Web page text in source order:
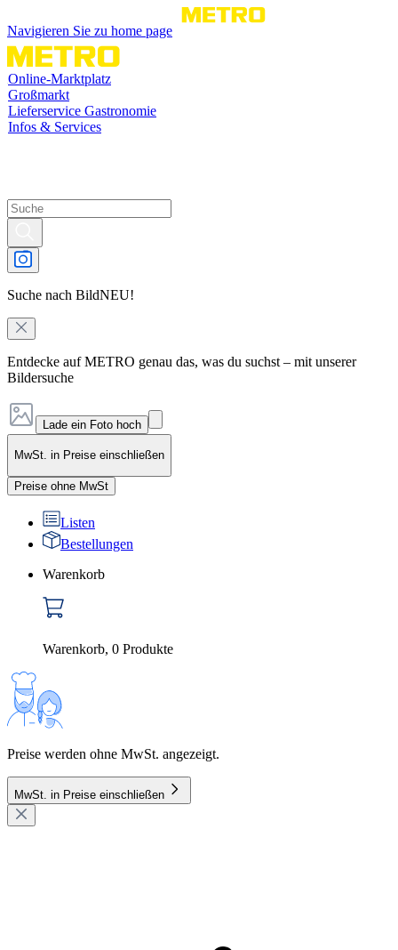
Navigieren Sie zu home page
Online-Marktplatz
Großmarkt
Lieferservice Gastronomie
Infos & Services
Suche nach BildNEU!
Entdecke auf METRO genau das, was du suchst – mit unserer
Bildersuche
Lade ein Foto hoch
MwSt. in Preise einschließen
Preise ohne MwSt
Listen
Bestellungen
Warenkorb
Warenkorb, 0 Produkte
Preise werden ohne MwSt. angezeigt.
MwSt. in Preise einschließen